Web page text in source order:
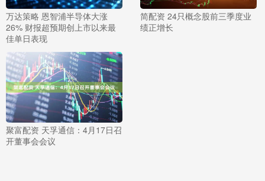
万达策略 恩智浦半导体大涨
26% 财报超预期创上市以来最
佳单日表现
简配资 24只概念股前三季度业
绩正增长
聚富配资 天孚通信：4月17日召
开董事会会议